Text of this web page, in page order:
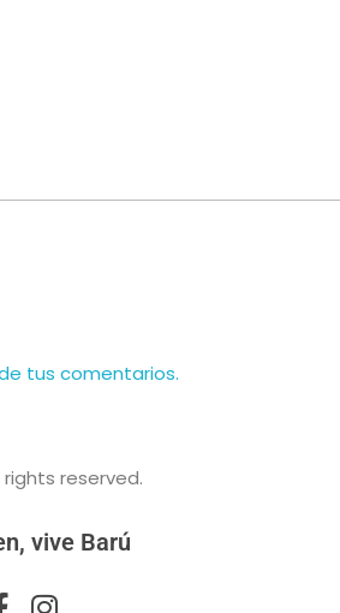
tus comentarios.
rights reserved.
vive Barú